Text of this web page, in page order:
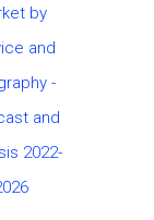
by
and
-
and
2022-